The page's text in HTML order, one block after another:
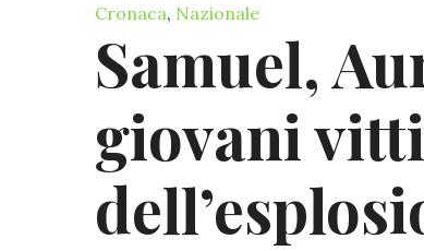
Cronaca, Nazionale
Samuel,
giovani